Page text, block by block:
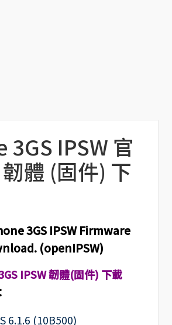
3GS IPSW 官
體 (固件) 下
3GS IPSW Firmware
(openIPSW)
IPSW 韌體(固件) 下載
6.1.6 (10B500)